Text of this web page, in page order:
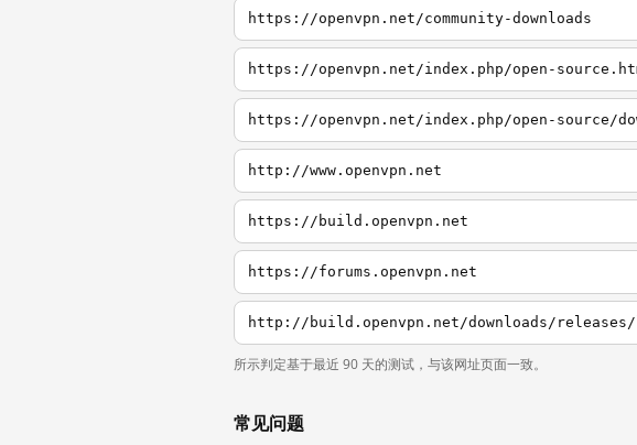
https://openvpn.net/community-downloads
https://openvpn.net/index.php/open-
https://openvpn.net/index.php/open-source/
http://www.openvpn.net
https://build.openvpn.net
https://forums.openvpn.net
http://build.openvpn.net/downloads/
所示判定基于最近 90 天的测试，与该网址页面一致。
常见问题